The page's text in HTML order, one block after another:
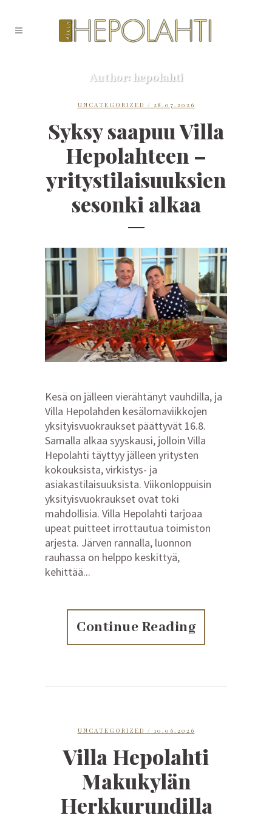
Author: hepolahti
UNCATEGORIZED / 28.07.2026
Syksy saapuu Villa
Hepolahteen –
yritystilaisuuksien
sesonki alkaa
Kesä on jälleen vierähtänyt vauhdilla, ja
Villa Hepolahden kesälomaviikkojen
yksityisvuokraukset päättyvät 16.8.
Samalla alkaa syyskausi, jolloin Villa
Hepolahti täyttyy jälleen yritysten
kokouksista, virkistys- ja
asiakastilaisuuksista. Viikonloppuisin
yksityisvuokraukset ovat toki
mahdollisia. Villa Hepolahti tarjoaa
upeat puitteet irrottautua toimiston
arjesta. Järven rannalla, luonnon
rauhassa on helppo keskittyä,
kehittää...
Continue Reading
UNCATEGORIZED / 10.06.2026
Villa Hepolahti
Makukylän
Herkkurundilla